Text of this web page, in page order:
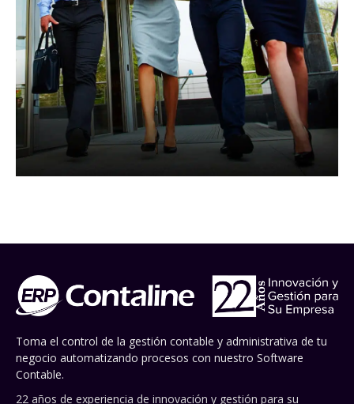
Toma el control de la gestión contable y administrativa de tu
negocio automatizando procesos con nuestro Software
Contable.
22 años de experiencia de innovación y gestión para su